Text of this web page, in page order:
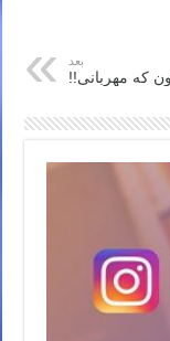
بعد
که مهربانی!!